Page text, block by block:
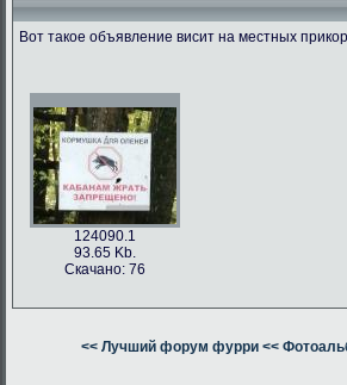
h-98176
76.47 Kb.
Скачано: 63
h-98171
187.62 Kb.
Скачано: 66
h-98160
h-98164
Вот такое объявление висит на местных
124090.1
93.65 Kb.
Скачано: 76
<< Лучший форум фурри <<